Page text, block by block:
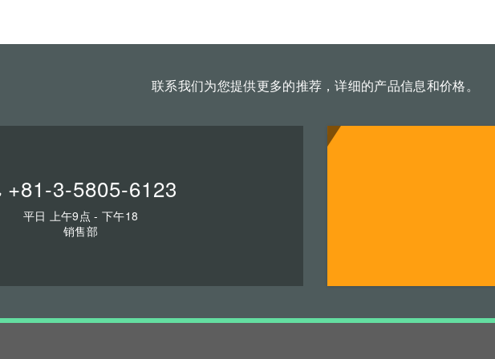
联系我们为您提供更多的推荐，详细的产品信息和价格。
+81-3-5805-6123
平日 上午9点 - 下午18
销售部